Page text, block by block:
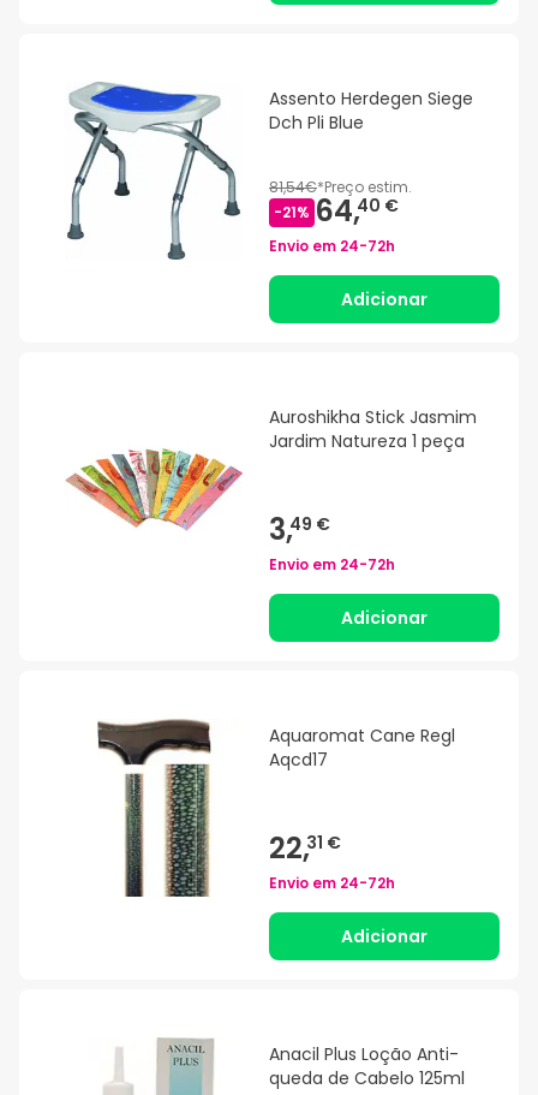
Assento Herdegen Siege
Dch Pli Blue
81,54€*Preço estim.
-21% 64,40 €
Envio em 24-72h
Adicionar
Auroshikha Stick Jasmim
Jardim Natureza 1 peça
3,49 €
Envio em 24-72h
Adicionar
Aquaromat Cane Regl
Aqcd17
22,31 €
Envio em 24-72h
Adicionar
Anacil Plus Loção Anti-
queda de Cabelo 125ml